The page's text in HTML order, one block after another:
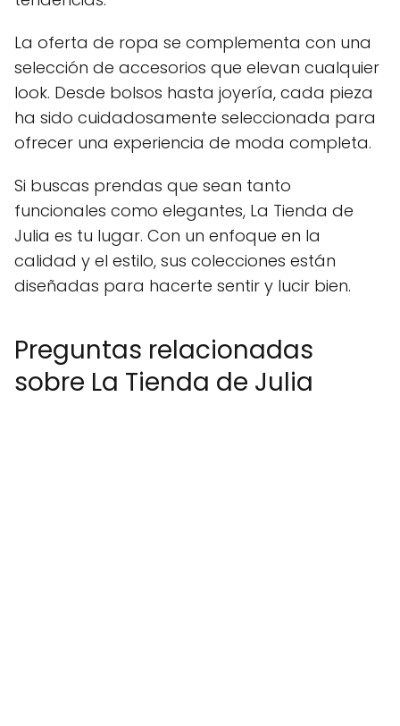
La oferta de ropa se complementa con una
selección de accesorios que elevan cualquier
look. Desde bolsos hasta joyería, cada pieza
ha sido cuidadosamente seleccionada para
ofrecer una experiencia de moda completa.
Si buscas prendas que sean tanto
funcionales como elegantes, La Tienda de
Julia es tu lugar. Con un enfoque en la
calidad y el estilo, sus colecciones están
diseñadas para hacerte sentir y lucir bien.
Preguntas relacionadas
sobre La Tienda de Julia